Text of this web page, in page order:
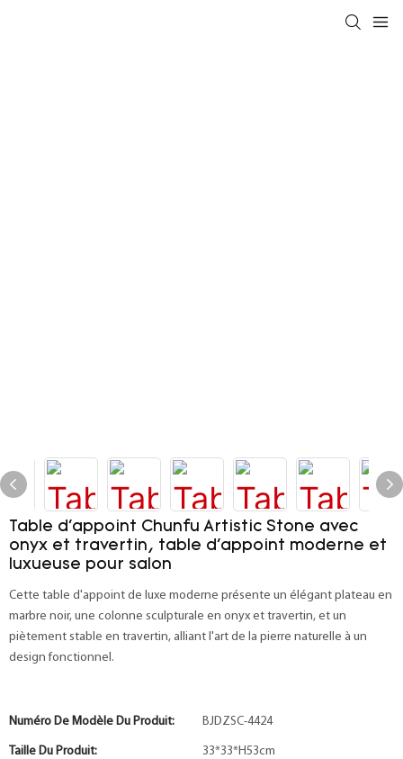
Table d'appoint Chunfu Artistic Stone avec
onyx et travertin, table d'appoint moderne et
luxueuse pour salon
Cette table d'appoint de luxe moderne présente un élégant plateau en
marbre noir, une colonne sculpturale en onyx et travertin, et un
piètement stable en travertin, alliant l'art de la pierre naturelle à un
design fonctionnel.
Numéro De Modèle Du Produit: BJDZSC-4424
Taille Du Produit: 33*33*H53cm